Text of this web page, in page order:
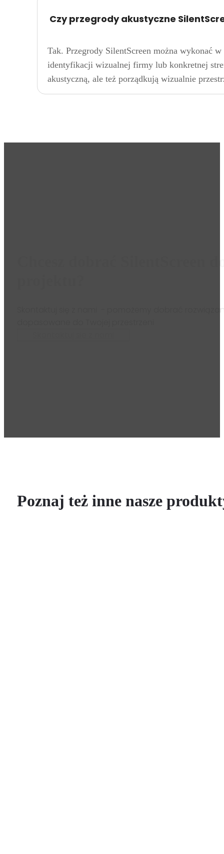
Czy przegrody akustyczne
Tak. Przegrody SilentScreen można wykonać
identyfikacji wizualnej firmy lub konkretnej
akustyczną, ale też porządkują wizualnie
Skontaktuj się z nami - pomożemy dobrać
Poznaj też inne nasze